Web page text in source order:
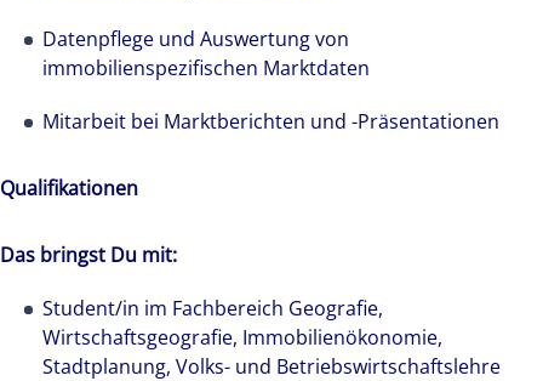
Datenpflege und Auswertung von
immobilienspezifischen Marktdaten
Mitarbeit bei Marktberichten und -Präsentationen
Qualifikationen
Das bringst Du mit:
Student/in im Fachbereich Geografie,
Wirtschaftsgeografie, Immobilienökonomie,
Stadtplanung, Volks- und Betriebswirtschaftslehre